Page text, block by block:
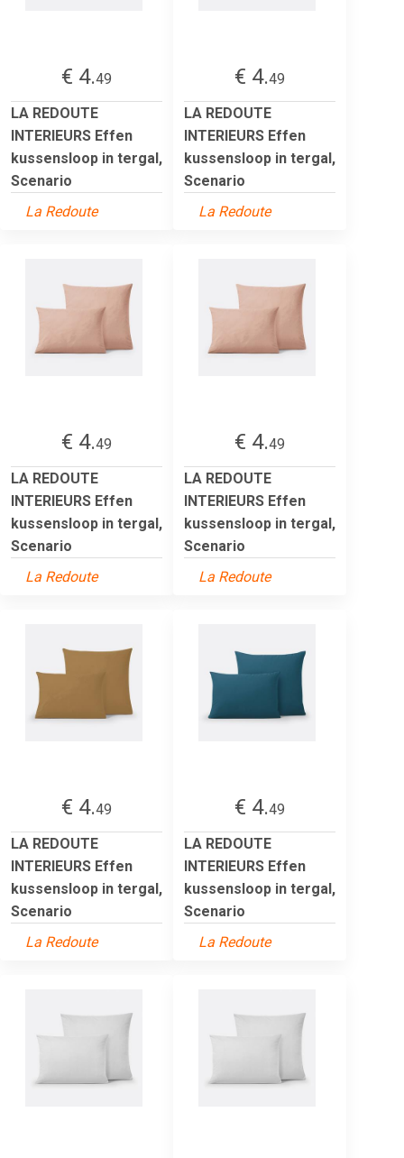
€ 4.49
LA REDOUTE
INTERIEURS Effen
kussensloop in tergal,
Scenario
La Redoute
€ 4.49
LA REDOUTE
INTERIEURS Effen
kussensloop in tergal,
Scenario
La Redoute
€ 4.49
LA REDOUTE
INTERIEURS Effen
kussensloop in tergal,
Scenario
La Redoute
€ 4.49
LA REDOUTE
INTERIEURS Effen
kussensloop in tergal,
Scenario
La Redoute
€ 4.49
LA REDOUTE
INTERIEURS Effen
kussensloop in tergal,
Scenario
La Redoute
€ 4.49
LA REDOUTE
INTERIEURS Effen
kussensloop in tergal,
Scenario
La Redoute